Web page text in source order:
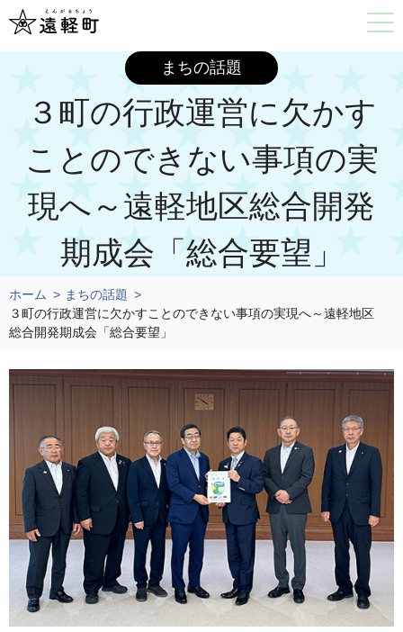
まちの話題
３町の行政運営に欠かす
ことのできない事項の実
現へ～遠軽地区総合開発
期成会「総合要望」
ホーム
まちの話題
３町の行政運営に欠かすことのできない事項の実現へ～遠軽地区
総合開発期成会「総合要望」